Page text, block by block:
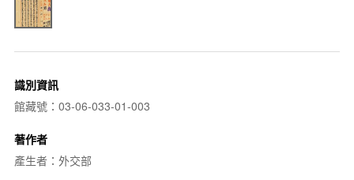
識別資訊
館藏號：03-06-033-01-003
著作者
產生者：外交部